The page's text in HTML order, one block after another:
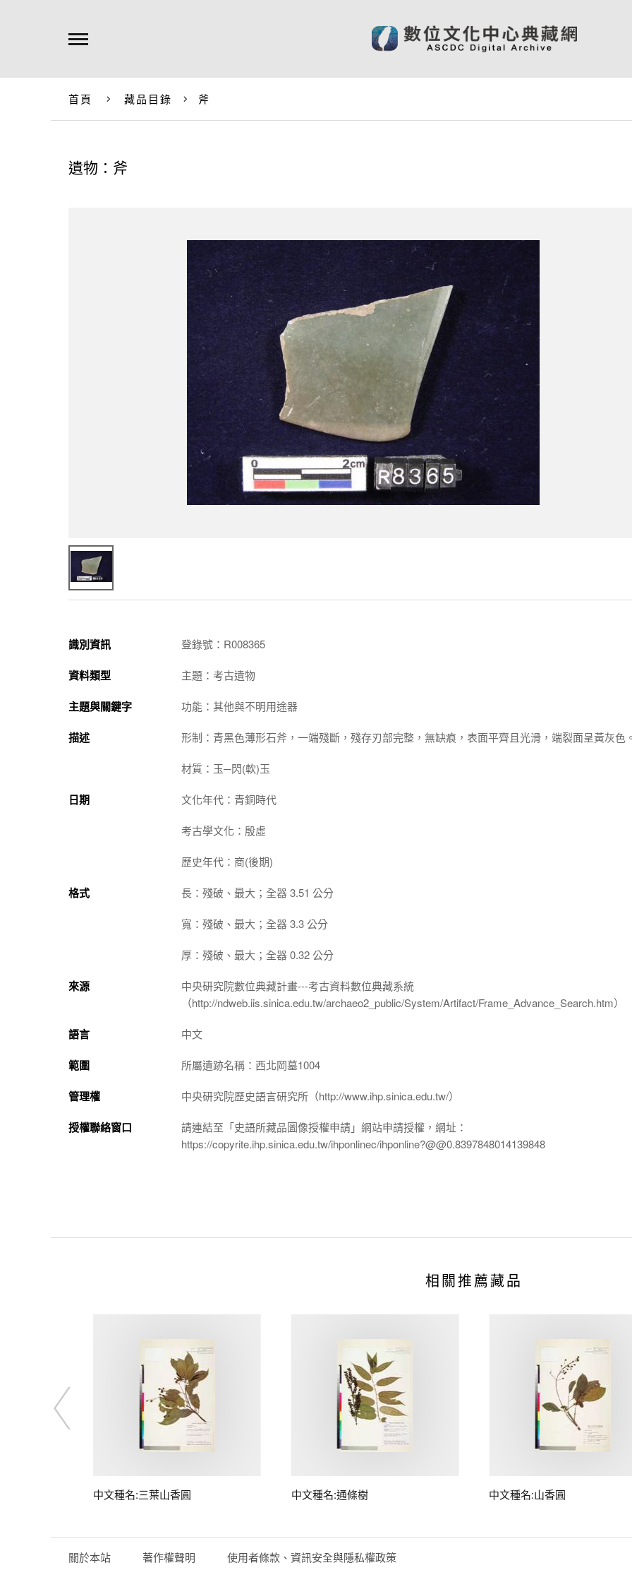
首頁 藏品目錄 斧
遺物：斧
識別資訊 登錄號：R008365
資料類型 主題：考古遺物
主題與關鍵字 功能：其他與不明用途器
描述 形制：青黑色薄形石斧，一端殘斷，殘存刃部完整，無缺痕，表面平齊且光滑，端裂面呈黃灰色
材質：玉─閃(軟)玉
日期 文化年代：青銅時代
考古學文化：殷虛
歷史年代：商(後期)
格式 長：殘破、最大；全器 3.51 公分
寬：殘破、最大；全器 3.3 公分
厚：殘破、最大；全器 0.32 公分
來源
中央研究院數位典藏計畫---考古資料數位典藏系統
（http://ndweb.iis.sinica.edu.tw/archaeo2_public/System/Artifact/Frame_Advance_Search.htm）
語言 中文
範圍 所屬遺跡名稱：西北岡墓1004
管理權 中央研究院歷史語言研究所（http://www.ihp.sinica.edu.tw/）
授權聯絡窗口
請連結至「史語所藏品圖像授權申請」網站申請授權，網址：
https://copyrite.ihp.sinica.edu.tw/ihponlinec/ihponline?@@0.8397848014139848
相關推薦藏品
中文種名:三葉山香圓 中文種名:通條樹 中文種名:山香圓
關於本站 著作權聲明 使用者條款、資訊安全與隱私權政策